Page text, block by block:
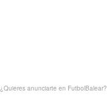
¿Quieres anunciarte en FutbolBalear?